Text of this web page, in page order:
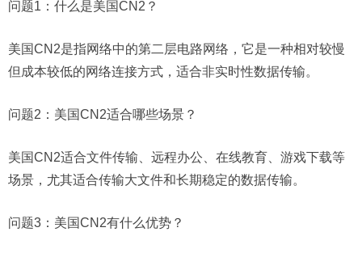
问题1： 什么是美国CN2？
美国CN2是指网络中的第二层电路网络，它是一种相对较慢
但成本较低的网络连接方式，适合非实时性数据传输。
问题2： 美国CN2适合哪些场景？
美国CN2适合文件传输、远程办公、在线教育、游戏下载等
场景，尤其适合传输大文件和长期稳定的数据传输。
问题3： 美国CN2有什么优势？